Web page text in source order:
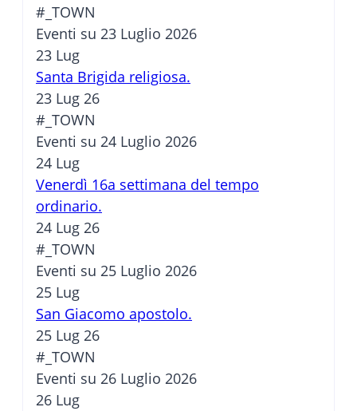
#_TOWN
Eventi su 23 Luglio 2026
23 Lug
Santa Brigida religiosa.
23 Lug 26
#_TOWN
Eventi su 24 Luglio 2026
24 Lug
Venerdì 16a settimana del tempo
ordinario.
24 Lug 26
#_TOWN
Eventi su 25 Luglio 2026
25 Lug
San Giacomo apostolo.
25 Lug 26
#_TOWN
Eventi su 26 Luglio 2026
26 Lug